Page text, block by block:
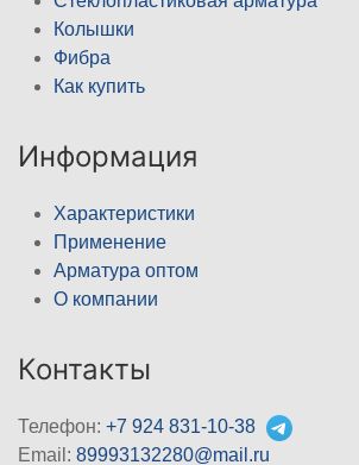
Колышки
Фибра
Как купить
Информация
Характеристики
Применение
Арматура оптом
О компании
Контакты
Телефон: +7 924 831-10-38
Email: 89993132280@mail.ru